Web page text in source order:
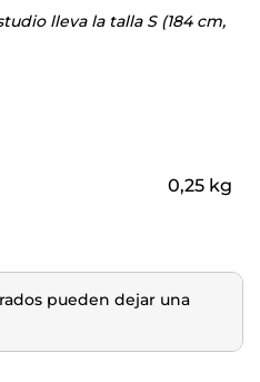
lleva la talla S (184 cm,
0,25 kg
pueden dejar una